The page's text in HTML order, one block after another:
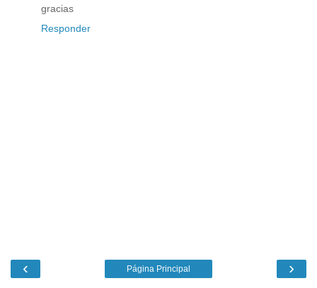
gracias
Responder
‹ ›
Página Principal